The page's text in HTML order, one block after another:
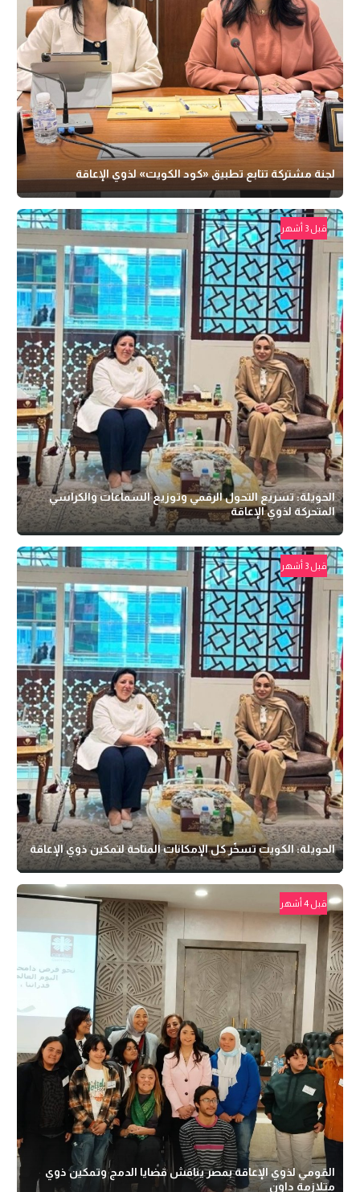
لجنة مشتركة تتابع تطبيق «كود الكويت» لذوي الإعاقة
قبل 3 أشهر
الحويلة: تسريع التحول الرقمي وتوزيع السماعات والكراسي
المتحركة لذوي الإعاقة
قبل 3 أشهر
الحويلة: الكويت تسخّر كل الإمكانات المتاحة لتمكين ذوي الإعاقة
قبل 4 أشهر
القومي لذوي الإعاقة بمصر يناقش قضايا الدمج وتمكين ذوي
متلازمة داون